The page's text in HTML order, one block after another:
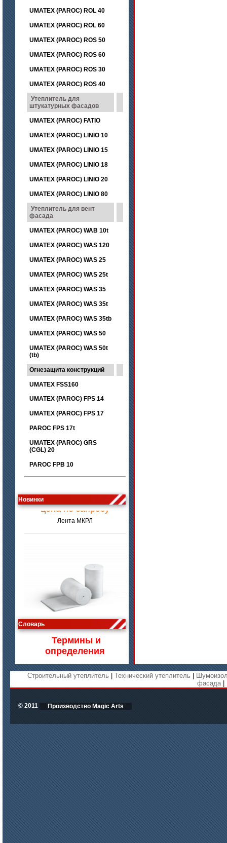
UMATEX (PAROC) ROL 40
UMATEX (PAROC) ROL 60
UMATEX (PAROC) ROS 50
UMATEX (PAROC) ROS 60
UMATEX (PAROC) ROS 30
UMATEX (PAROC) ROS 40
Утеплитель для
штукатурных фасадов
UMATEX (PAROC) FATIO
UMATEX (PAROC) LINIO 10
UMATEX (PAROC) LINIO 15
UMATEX (PAROC) LINIO 18
UMATEX (PAROC) LINIO 20
UMATEX (PAROC) LINIO 80
Утеплитель для вент
фасада
UMATEX (PAROC) WAB 10t
UMATEX (PAROC) WAS 120
UMATEX (PAROC) WAS 25
UMATEX (PAROC) WAS 25t
UMATEX (PAROC) WAS 35
UMATEX (PAROC) WAS 35t
UMATEX (PAROC) WAS 35tb
UMATEX (PAROC) WAS 50
UMATEX (PAROC) WAS 50t
(tb)
Огнезащита конструкций
UMATEX FSS160
UMATEX (PAROC) FPS 14
UMATEX (PAROC) FPS 17
PAROC FPS 17t
UMATEX (PAROC) GRS
(CGL) 20
PAROC FPB 10
Новинки
цена по запросу
Изделия МКРВ-200, МКРВХ-250
цена по запросу
Бумага огнеупорная керамическая
Словарь
Термины и
определения
Строительный утеплитель Технический утеплитель
фасада|
© 2011 Производство Magic Arts